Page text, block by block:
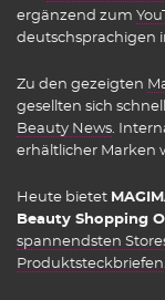
ergänzend zum
deutschsprachigen
Zu den gezeigten
gesellten sich
Beauty News.
erhältlicher Marken
Heute bietet
Beauty Shopping
spannendsten
Produktsteckbriefen.